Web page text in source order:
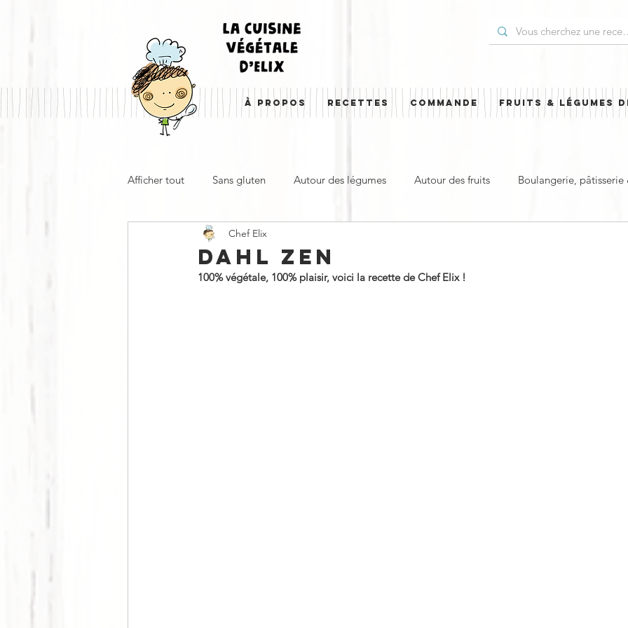
À PROPOS RECETTES COMMANDE FRUITS & LÉGUMES
Afficher tout Sans gluten Autour des légumes Autour des fruits Boulangerie, pâtisserie
Entrée, apéro & accompagnement
DAHL ZEN
Chef Elix
100% végétale, 100% plaisir, voici la recette de Chef Elix !